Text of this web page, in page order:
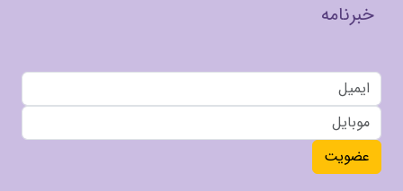
خبرنامه
عضویت